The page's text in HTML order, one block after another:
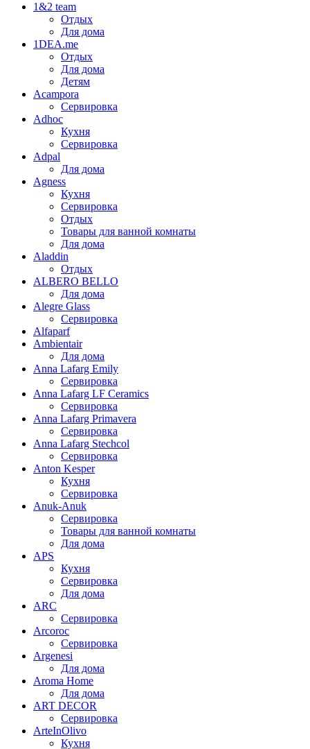
1&2 team
Отдых
Для дома
1DEA.me
Отдых
Для дома
Детям
Acampora
Сервировка
Adhoc
Кухня
Сервировка
Adpal
Для дома
Agness
Кухня
Сервировка
Отдых
Товары для ванной комнаты
Для дома
Aladdin
Отдых
ALBERO BELLO
Для дома
Alegre Glass
Сервировка
Alfaparf
Ambientair
Для дома
Anna Lafarg Emily
Сервировка
Anna Lafarg LF Ceramics
Сервировка
Anna Lafarg Primavera
Сервировка
Anna Lafarg Stechcol
Сервировка
Anton Kesper
Кухня
Сервировка
Anuk-Anuk
Сервировка
Товары для ванной комнаты
Для дома
APS
Кухня
Сервировка
Для дома
ARC
Сервировка
Arcoroc
Сервировка
Argenesi
Для дома
Aroma Home
Для дома
ART DECOR
Сервировка
ArteInOlivo
Кухня